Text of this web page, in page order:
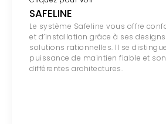
SAFELINE
Le système Safeline vous offre
et d’installation grâce à ses
solutions rationnelles. Il se
puissance de maintien fiable et
différentes architectures.